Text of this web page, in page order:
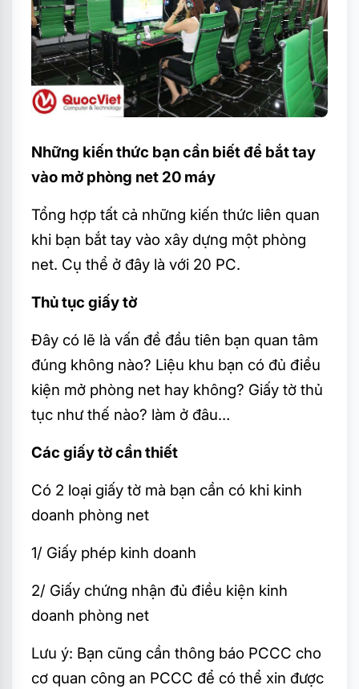
Những kiến thức bạn cần biết để bắt tay
vào mở phòng net 20 máy
Tổng hợp tất cả những kiến thức liên quan
khi bạn bắt tay vào xây dựng một phòng
net. Cụ thể ở đây là với 20 PC.
Thủ tục giấy tờ
Đây có lẽ là vấn đề đầu tiên bạn quan tâm
đúng không nào? Liệu khu bạn có đủ điều
kiện mở phòng net hay không? Giấy tờ thủ
tục như thế nào? làm ở đâu…
Các giấy tờ cần thiết
Có 2 loại giấy tờ mà bạn cần có khi kinh
doanh phòng net
1/ Giấy phép kinh doanh
2/ Giấy chứng nhận đủ điều kiện kinh
doanh phòng net
Lưu ý: Bạn cũng cần thông báo PCCC cho
cơ quan công an PCCC để có thể xin được